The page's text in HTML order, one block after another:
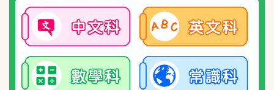
2025/2026年度 下學期 有關課外活動安排(周六)
30/01/2026
2025/2026年度 下學期 免費功課輔導班